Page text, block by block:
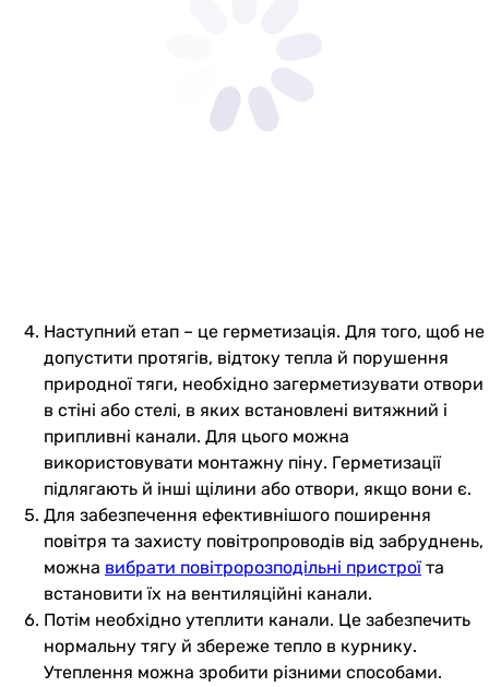
Наступний етап – це герметизація. Для того, щоб не
допустити протягів, відтоку тепла й порушення
природної тяги, необхідно загерметизувати отвори
в стіні або стелі, в яких встановлені витяжний і
припливні канали. Для цього можна
використовувати монтажну піну. Герметизації
підлягають й інші щілини або отвори, якщо вони є.
Для забезпечення ефективнішого поширення
повітря та захисту повітропроводів від забруднень,
можна вибрати повітророзподільні пристрої та
встановити їх на вентиляційні канали.
Потім необхідно утеплити канали. Це забезпечить
нормальну тягу й збереже тепло в курнику.
Утеплення можна зробити різними способами.